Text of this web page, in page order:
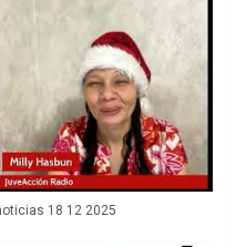
18 12 2025